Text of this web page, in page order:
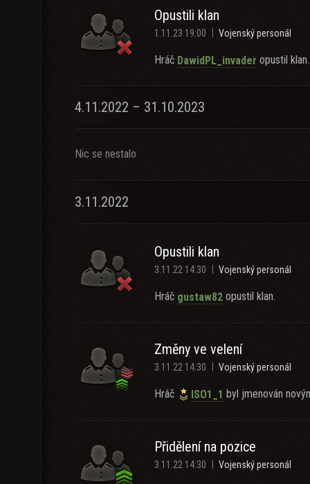
Opustili klan
1.11.23 19:00 Vojenský personál
Hráč DawidPL_invader opustil klan.
4.11.2022 – 31.10.2023
Nic se nestalo
3.11.2022
Opustili klan
3.11.22 14:30 Vojenský personál
Hráč gustaw82 opustil klan.
Změny ve velení
3.11.22 14:30 Vojenský personál
Hráč ISO1_1 byl jmenován
Přidělení na pozice
3.11.22 14:30 Vojenský personál